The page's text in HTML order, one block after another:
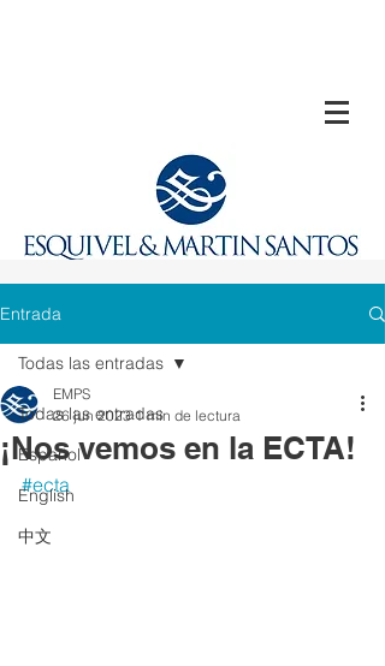
Entrada
Todas las entradas
Español
English
中文
Todas las entradas
¡Nos vemos en la ECTA!
EMPS
26 jun 2023 1 min de lectura
#ecta